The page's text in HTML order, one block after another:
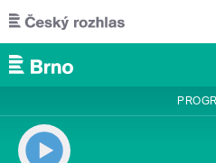
Přejít k hlavnímu obsahu